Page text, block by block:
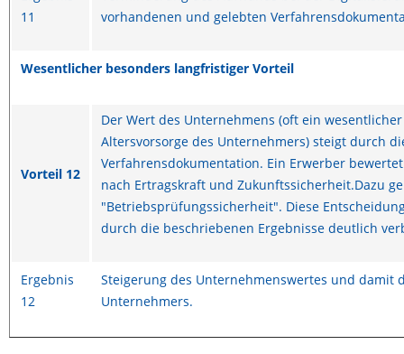
11
vorhandenen und gelebten
Wesentlicher besonders langfristiger Vorteil
Vorteil 12
Der Wert des Unternehmens (oft ein
Altersvorsorge des Unternehmers) steigt durch
Verfahrensdokumentation. Ein Erwerber
nach Ertragskraft und Zukunftssicherheit.Dazu
"Betriebsprüfungssicherheit". Diese
durch die beschriebenen Ergebnisse deutlich
Ergebnis
12
Steigerung des Unternehmenswertes und damit
Unternehmers.